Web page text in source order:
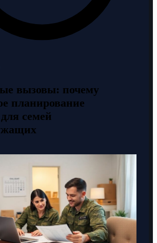
вызовы: почему
планирование
семей